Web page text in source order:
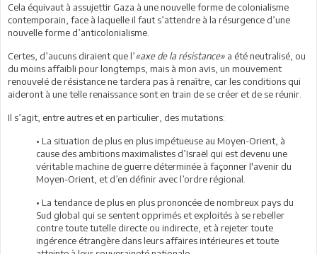
Cela équivaut à assujettir Gaza à une nouvelle forme de colonialisme
contemporain, face à laquelle il faut s’attendre à la résurgence d’une
nouvelle forme d’anticolonialisme.
Certes, d’aucuns diraient que l’«axe de la résistance» a été neutralisé, ou
du moins affaibli pour longtemps, mais à mon avis, un mouvement
renouvelé de résistance ne tardera pas à renaître, car les conditions qui
aideront à une telle renaissance sont en train de se créer et de se réunir.
Il s’agit, entre autres et en particulier, des mutations:
• La situation de plus en plus impétueuse au Moyen-Orient, à
cause des ambitions maximalistes d’Israël qui est devenu une
véritable machine de guerre déterminée à façonner l'avenir du
Moyen-Orient, et d’en définir avec l’ordre régional.
• La tendance de plus en plus prononcée de nombreux pays du
Sud global qui se sentent opprimés et exploités à se rebeller
contre toute tutelle directe ou indirecte, et à rejeter toute
ingérence étrangère dans leurs affaires intérieures et toute